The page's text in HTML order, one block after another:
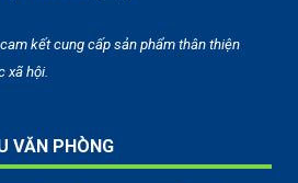
kết cung cấp sản phẩm thân thiện
xã hội.
VĂN PHÒNG